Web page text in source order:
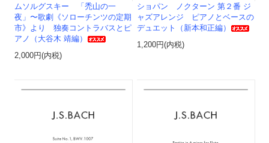
ムソルグスキー 「禿山の一
夜」〜歌劇《ソローチンツの定期
市》より 独奏コントラバスとピ
アノ（大谷木 靖編）
2,000円(内税)
ショパン ノクターン 第２番 ジ
ャズアレンジ ピアノとベースの
デュエット（新本和正編）
1,200円(内税)